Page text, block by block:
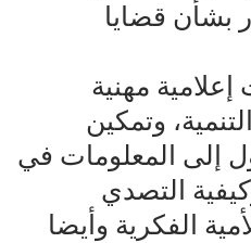
بشأن قضايا
مهنية
وتمكين
إلى المعلومات في
التصدي
الفكرية وأيضا